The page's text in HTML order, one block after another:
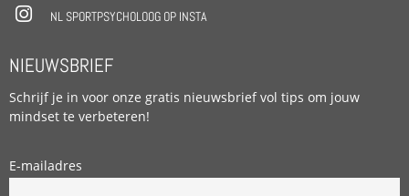
NL SPORTPSYCHOLOOG OP INSTA
NIEUWSBRIEF
Schrijf je in voor onze gratis nieuwsbrief vol tips om jouw
mindset te verbeteren!
E-mailadres